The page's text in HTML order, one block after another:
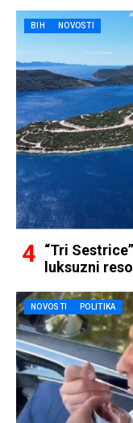
BIH NOVOSTI
“Tri
luksuzni
NOVOSTI POLITIKA